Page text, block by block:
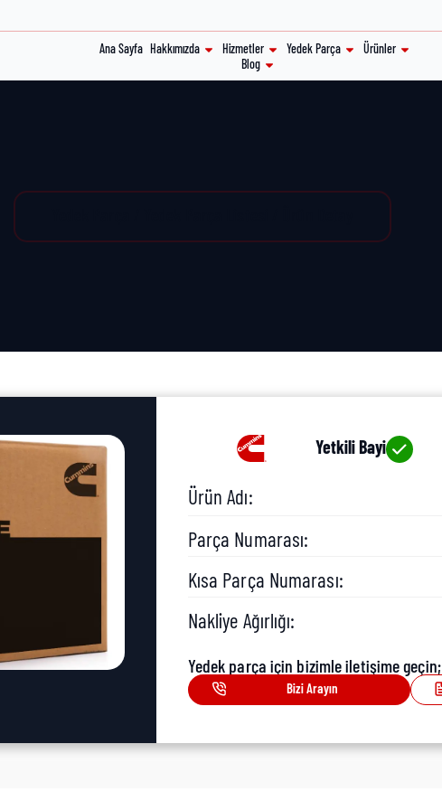
Ana Sayfa Hakkımızda Hizmetler Yedek Parça
Ürünler
Blog
Yetkili Bayi
Ürün Adı:
Parça Numarası:
Kısa Parça Numarası:
Nakliye Ağırlığı:
Yedek parça için bizimle iletişime geçin;
Bizi Arayın